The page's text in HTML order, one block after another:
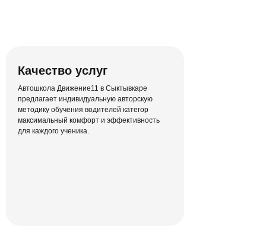
Качество услуг
Автошкола Движение11 в Сыктывкаре
предлагает индивидуальную авторскую
методику обучения водителей категор
максимальный комфорт и эффективность
для каждого ученика.
Никаких скучных офлайн-лекций и
неудобных бумажных материалов —
объясняем человеческим языком
ПДД в режиме онлайн